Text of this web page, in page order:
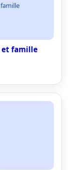
et famille